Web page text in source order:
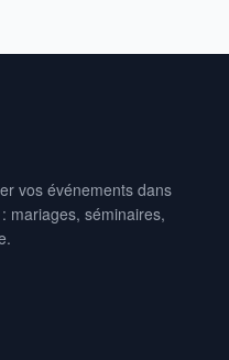
vos événements dans
mariages, séminaires,